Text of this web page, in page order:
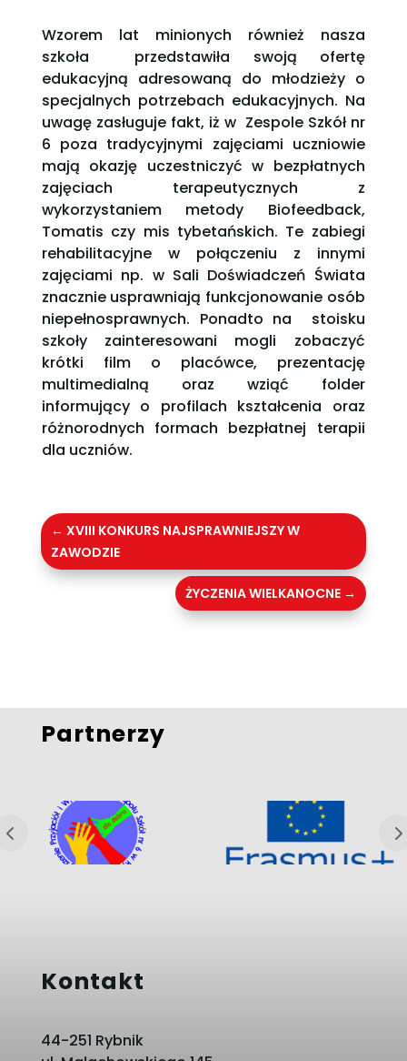
Wzorem lat minionych również nasza
szkoła przedstawiła swoją ofertę
edukacyjną adresowaną do młodzieży o
specjalnych potrzebach edukacyjnych. Na
uwagę zasługuje fakt, iż w Zespole Szkół nr
6 poza tradycyjnymi zajęciami uczniowie
mają okazję uczestniczyć w bezpłatnych
zajęciach terapeutycznych z
wykorzystaniem metody Biofeedback,
Tomatis czy mis tybetańskich. Te zabiegi
rehabilitacyjne w połączeniu z innymi
zajęciami np. w Sali Doświadczeń Świata
znacznie usprawniają funkcjonowanie osób
niepełnosprawnych. Ponadto na stoisku
szkoły zainteresowani mogli zobaczyć
krótki film o placówce, prezentację
multimedialną oraz wziąć folder
informujący o profilach kształcenia oraz
różnorodnych formach bezpłatnej terapii
dla uczniów.
← XVIII KONKURS NAJSPRAWNIEJSZY W
ZAWODZIE
ŻYCZENIA WIELKANOCNE →
Partnerzy
Kontakt
44-251 Rybnik